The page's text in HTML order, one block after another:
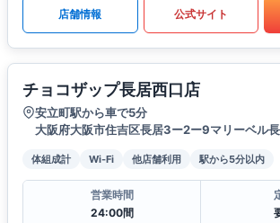
店舗情報 公式サイト
チョコザップ長居西口店
安立町駅から車で5分
大阪府大阪市住吉区長居3ー2ー9マリーベル
体組成計 Wi-Fi 他店舗利用 駅から5分以内
営業時間
24:00間